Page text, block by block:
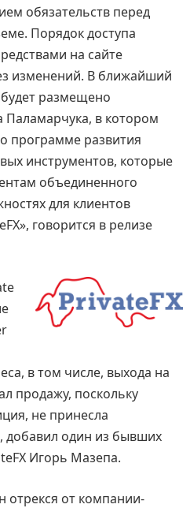
обязательств перед
Порядок доступа
на сайте
изменений. В ближайший
будет размещено
в котором
программе развития
инструментов, которые
объединенного
для клиентов
говорится в релизе
в том числе, выхода на
продажу, поскольку
не принесла
добавил один из бывших
Игорь Мазепа.
от компании-